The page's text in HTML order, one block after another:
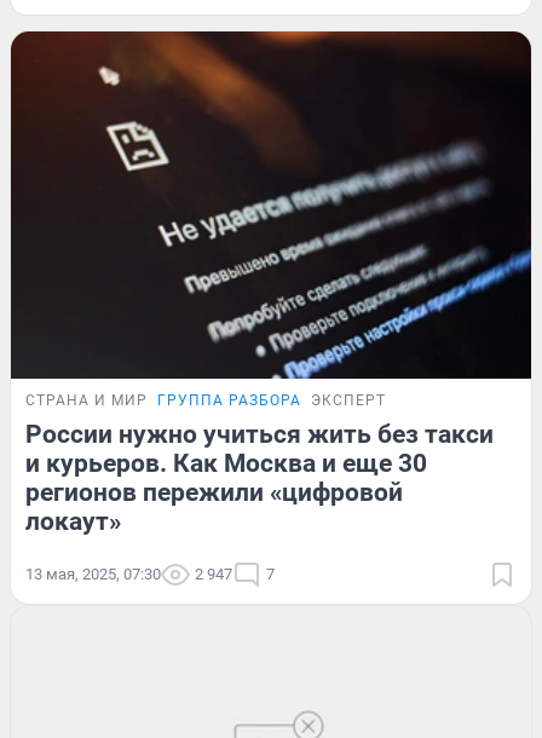
СТРАНА И МИР ГРУППА РАЗБОРА ЭКСПЕРТ
России нужно учиться жить без такси
и курьеров. Как Москва и еще 30
регионов пережили «цифровой
локаут»
13 мая, 2025, 07:30 2 947 7